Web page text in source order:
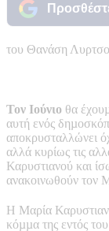
του Θανάση
Τον Ιούνιο θα
αυτή ενός
αποκρυσταλλώνει
αλλά κυρίως τις
Καρυστιανού και
ανακοινωθούν τον
Η Μαρία
κόµµα της εντός